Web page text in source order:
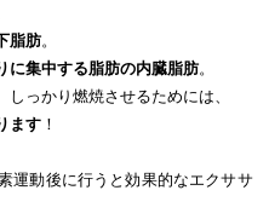
脂肪。
に集中する脂肪の内臓脂肪。
っかり燃焼させるためには、
ます ！
運動後に行うと効果的なエクササ